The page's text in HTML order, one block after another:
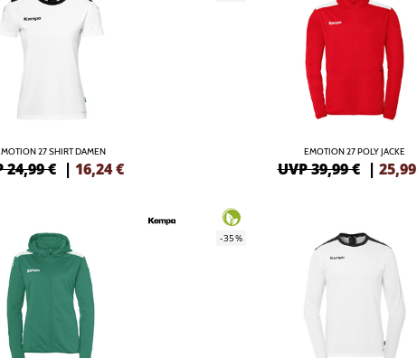
27 SHIRT DAMEN
24,99 € | 16,24 €
EMOTION 27 POLY JACKE
UVP 39,99 € | 25,99
-35%